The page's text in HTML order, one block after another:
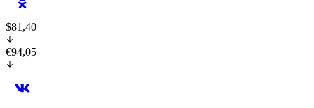
$81,40
€94,05